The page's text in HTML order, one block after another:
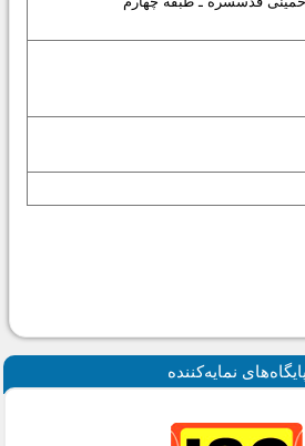
پايگاه‌های نمايه‌كننده